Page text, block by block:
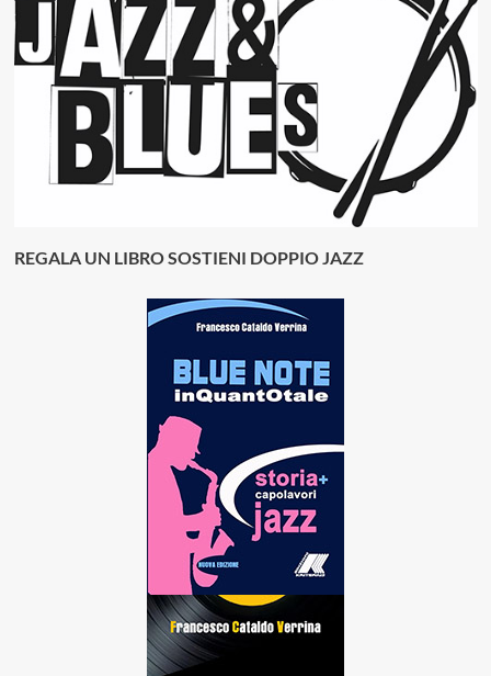
REGALA UN LIBRO SOSTIENI DOPPIO JAZZ